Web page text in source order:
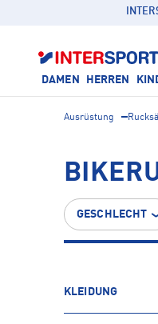
DAMEN HERREN
Ausrüstung
GESCHLECHT
KLEIDUNG